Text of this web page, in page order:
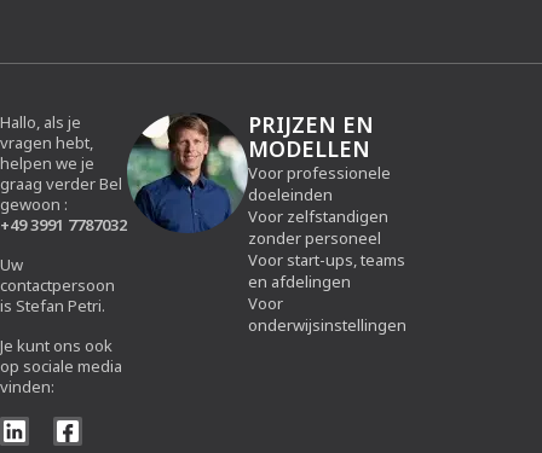
Hallo, als je
vragen hebt,
helpen we je
graag verder Bel
gewoon :
+49 3991 7787032
Uw
contactpersoon
is Stefan Petri.
Je kunt ons ook
op sociale media
vinden:
PRIJZEN EN
MODELLEN
Voor professionele
doeleinden
Voor zelfstandigen
zonder personeel
Voor start-ups, teams
en afdelingen
Voor
onderwijsinstellingen